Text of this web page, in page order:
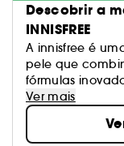
Descobrir a
INNISFREE
A innisfree é
pele que
fórmulas
comprovados.
Ver mais